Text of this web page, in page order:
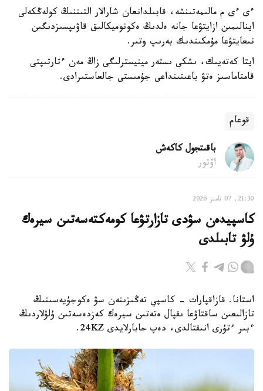
ءى ءى م مالىمەتىنشە، قابىلدانعان شارالار التىننىڭ كولەڭكەلى
اينالىمىن ازايتۋعا جانە ەلدىڭ ەكونوميكالىق قاۋىپسىزدىگىن
نىعايتۋعا مۇمكىندىك بەرىپ وتىر.
ايتا كەتەيىك، ىشكى ىستەر مينيسترلىگى زاڭ مەن ءتارتىپتى
قامتاماسىز ەتۋ باعىتىنداعى جۇمىستى جالعاستىرادى.
قوعام
باقىتجول كاكەش
اۆتور
21:30, 07 تامىز 2026
كاسپيدەن سۋدى تازارتۋعا كومەكتەسەتىن سيرەك
ۇلۋ تابىلدى
استانا. قازاقپارات - كاسپي تەڭىزىنەن سۋ ەكوجۇيەسىنىڭ
تازالىعىن ساقتاۋعا ىقپال ەتەتىن سيرەك كەزدەسەتىن ۇلۋلاردىڭ
ءبىر ءتۇرى انىقتالدى، دەپ حابارلايدى 24KZ.